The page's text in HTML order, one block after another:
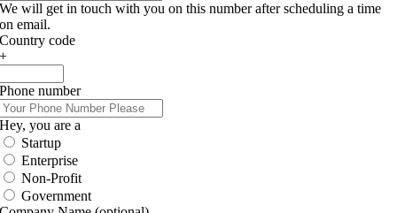
We will get in touch with you on this number after scheduling a time
on email.
Country code
+
Phone number
Hey, you are a
Startup
Enterprise
Non-Profit
Government